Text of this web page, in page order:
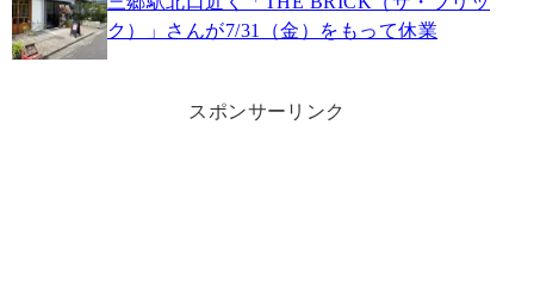
ク）」さんが7/31（金）をもって休業
スポンサーリンク